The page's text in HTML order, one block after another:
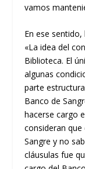
vamos
En ese
«La idea del
Biblioteca. El
algunas
parte
Banco de
hacerse cargo
consideran
Sangre y no
cláusulas fue